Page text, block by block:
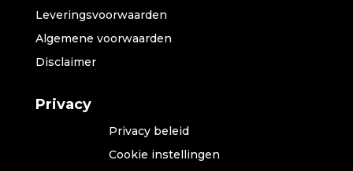
Leveringsvoorwaarden
Algemene voorwaarden
Disclaimer
Privacy
Privacy beleid
Cookie instellingen